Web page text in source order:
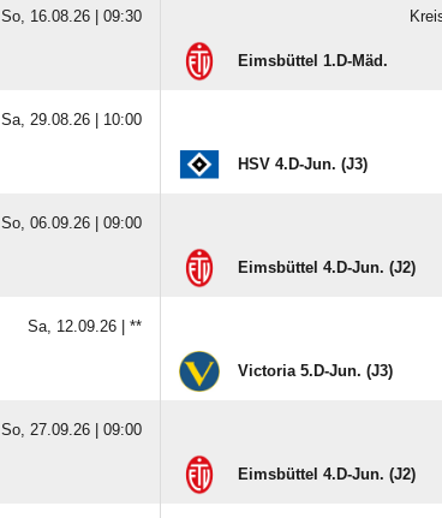
So, 16.08.26 | 09:30
Eimsbüttel 1.D-Mäd.
Sa, 29.08.26 | 10:00
HSV 4.D-Jun. (J3)
So, 06.09.26 | 09:00
Eimsbüttel 4.D-Jun. (J2)
Sa, 12.09.26 | **
Victoria 5.D-Jun. (J3)
So, 27.09.26 | 09:00
Eimsbüttel 4.D-Jun. (J2)